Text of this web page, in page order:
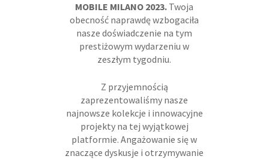
MOBILE MILANO 2023. Twoja
obecność naprawdę wzbogaciła
nasze doświadczenie na tym
prestiżowym wydarzeniu w
zeszłym tygodniu.
Z przyjemnością
zaprezentowaliśmy nasze
najnowsze kolekcje i innowacyjne
projekty na tej wyjątkowej
platformie. Angażowanie się w
znaczące dyskusje i otrzymywanie